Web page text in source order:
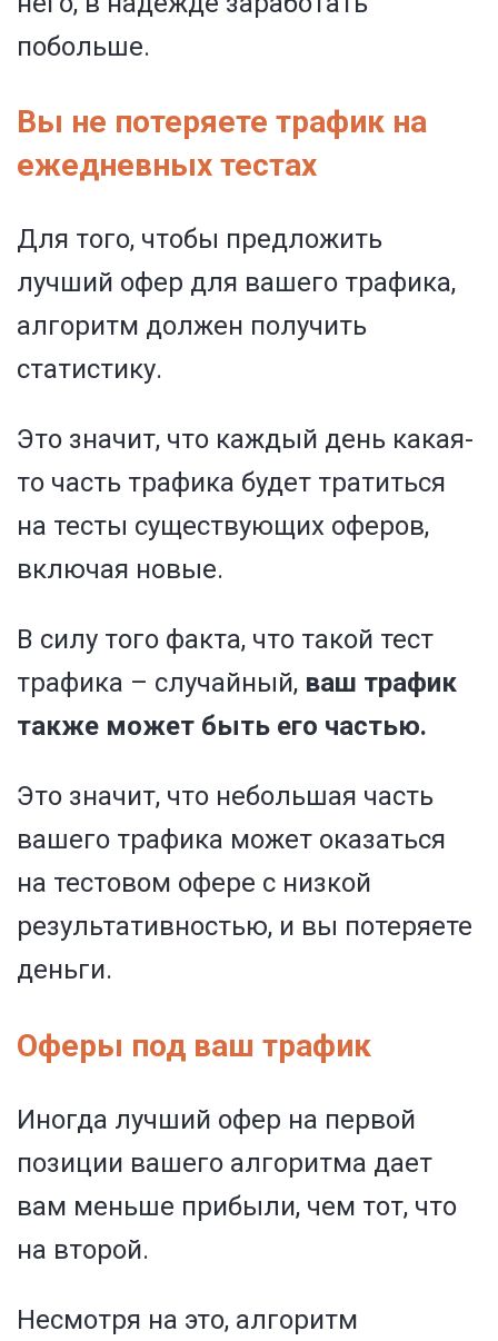
побольше.
Вы не потеряете трафик на
ежедневных тестах
Для того, чтобы предложить
лучший офер для вашего трафика,
алгоритм должен получить
статистику.
Это значит, что каждый день какая-
то часть трафика будет тратиться
на тесты существующих оферов,
включая новые.
В силу того факта, что такой тест
трафика – случайный, ваш трафик
также может быть его частью.
Это значит, что небольшая часть
вашего трафика может оказаться
на тестовом офере с низкой
результативностью, и вы потеряете
деньги.
Оферы под ваш трафик
Иногда лучший офер на первой
позиции вашего алгоритма дает
вам меньше прибыли, чем тот, что
на второй.
Несмотря на это, алгоритм